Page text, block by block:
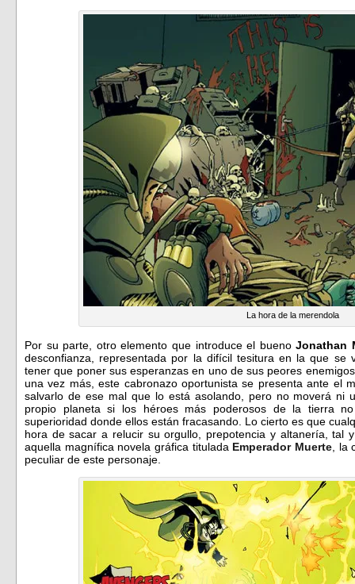
La hora de la merendola
Por su parte, otro elemento que introduce el buenoJonathan
desconfianza, representada por la difícil tesitura en la que se
tener que poner sus esperanzas en uno de sus peores
una vez más, este cabronazo oportunista se presenta ante el
salvarlo de ese mal que lo está asolando, pero no moverá ni
propio planeta si los héroes más poderosos de la tierra
superioridad donde ellos están fracasando. Lo cierto es que
hora de sacar a relucir su orgullo, prepotencia y altanería, tal
aquella magnífica novela gráfica titulada Emperador Muerte ,
peculiar de este personaje.